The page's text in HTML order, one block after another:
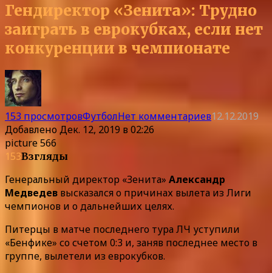
Гендиректор «Зенита»: Трудно
заиграть в еврокубках, если нет
конкуренции в чемпионате
153 просмотровФутболНет комментариев12.12.2019
ДобавленоДек. 12, 2019 в 02:26
picture 566
153Взгляды
Генеральный директор «Зенита» Александр
Медведев высказался о причинах вылета из Лиги
чемпионов и о дальнейших целях.
Питерцы в матче последнего тура ЛЧ уступили
«Бенфике» со счетом 0:3 и, заняв последнее место в
группе, вылетели из еврокубков.